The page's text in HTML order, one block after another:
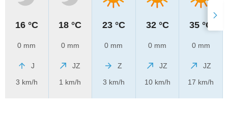
16 °C
0 mm
J
3 km/h
18 °C
0 mm
JZ
1 km/h
23 °C
0 mm
Z
3 km/h
32 °C
0 mm
JZ
10 km/h
35 °C
0 mm
JZ
17 km/h